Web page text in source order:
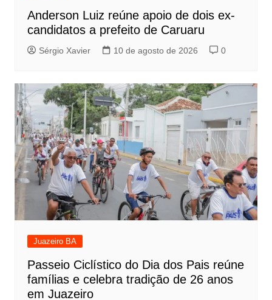
Anderson Luiz reúne apoio de dois ex-
candidatos a prefeito de Caruaru
Sérgio Xavier 10 de agosto de 2026 0
Juazeiro BA
Passeio Ciclístico do Dia dos Pais reúne
famílias e celebra tradição de 26 anos
em Juazeiro